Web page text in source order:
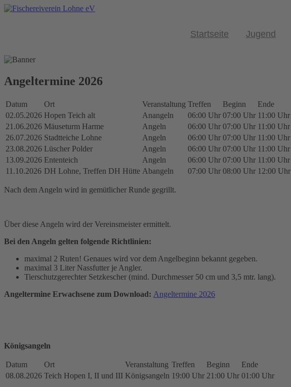
Startseite Jugend
Angeltermine 2026
Datum Ort Veranstaltung Treffen Beginn
Ende
02.05.2026 Hopen Teich alt Anangeln 06:00 Uhr 07:00 Uhr 11:00 Uhr
21.06.2026 Mäuseturm Harme Angeln 06:00 Uhr 07:00 Uhr 11:00 Uhr
26.07.2026 Stadtteiche Lohne Angeln 06:00 Uhr 07:00 Uhr 11:00 Uhr
23.08.2026 Lüscher Polder Angeln 06:00 Uhr 07:00 Uhr 11:00 Uhr
13.09.2026 Ententeich Angeln 06:00 Uhr 07:00 Uhr 11:00 Uhr
11.10.2026 DH Lohne, Treffen DH Hütte Abangeln 07:00 Uhr 08:00 Uhr 12:00 Uhr
Nach dem Angeln wird in gemütlicher Runde gegrillt.
Über diese Angeln wird der Vereinsmeister ermittelt.
Bei den Angeln gelten folgende Richtlinien:
maximal 2 Ruten! Genaues wird vor dem Angelbeginn bekannt gegeben.
maximal 3 Liter Nassfutter je Angler.
Tierschutzgerechter Setzkescher (mind. Durchmesser 50 cm und 3,5 mtr. lang).
Angeltermine Erwachsene zum Download: Angeltermine 2026
Königsangeln
Datum Ort Veranstaltung Treffen Beginn
Ende
08.08.2026 Teich Hopen I, II und III Königsangeln 19:00 Uhr 21:00 Uhr 01:00 Uhr